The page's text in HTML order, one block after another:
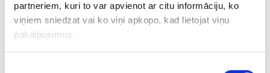
partneriem, kuri to var apvienot ar citu informāciju, ko
viņiem sniedzat vai ko viņi apkopo, kad lietojat viņu
pakalpojumus.